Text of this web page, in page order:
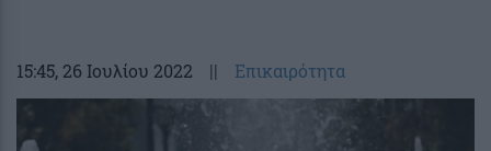
15:45, 26 Ιουλίου 2022 || Επικαιρότητα